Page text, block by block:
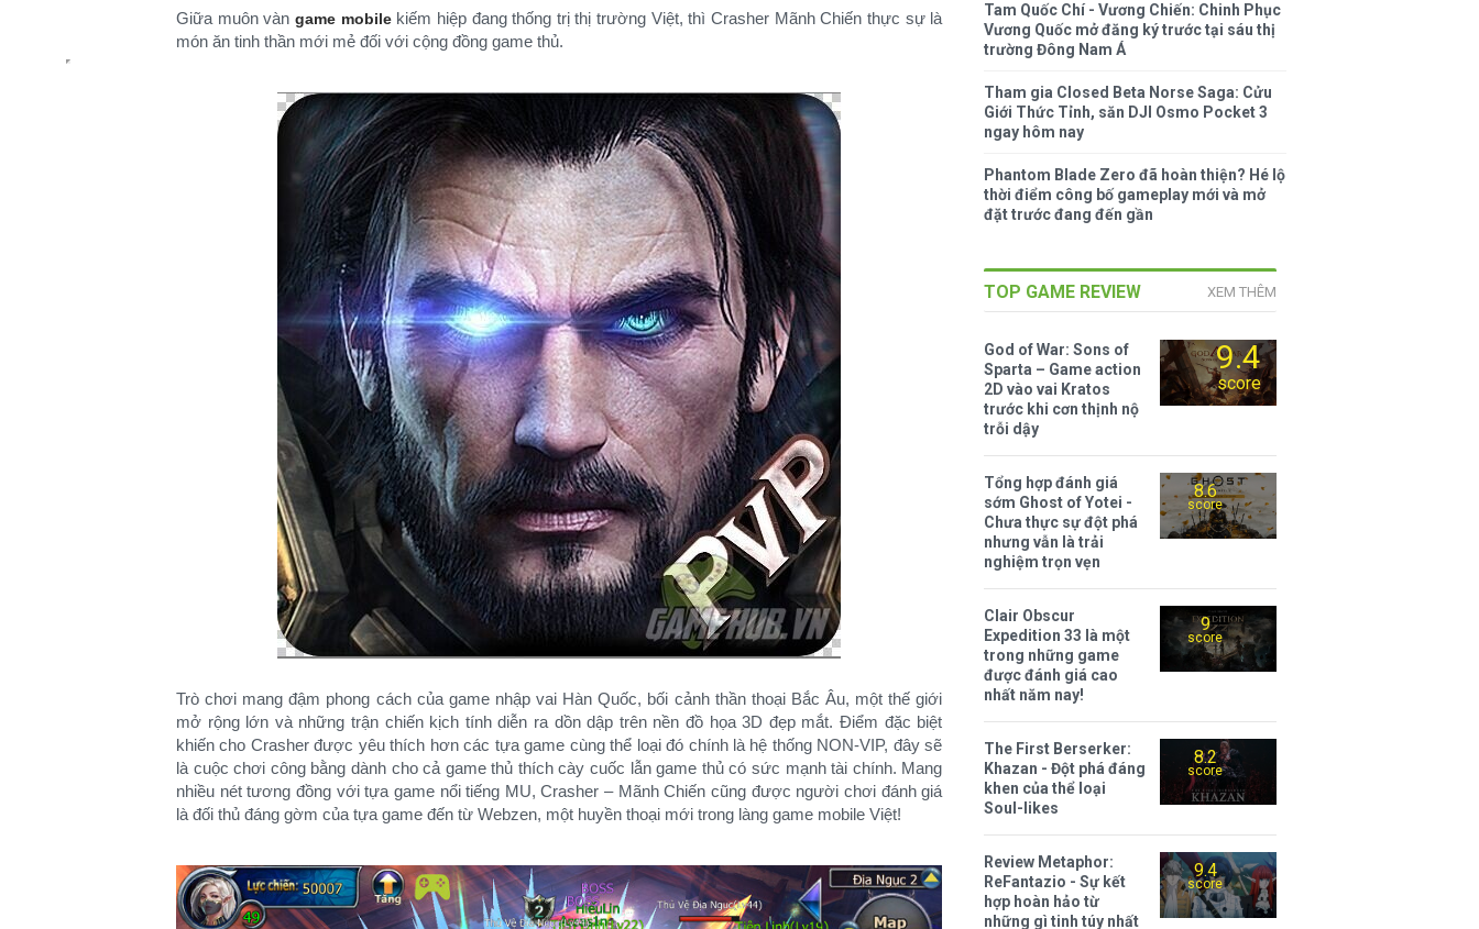
Giữa muôn vàn game mobilekiếm hiệp đang thống trị thị trường Việt, thì Crasher Mãnh Chiến thực sự là
món ăn tinh thần mới mẻ đối với cộng đồng game thủ.
Trò chơi mang đậm phong cách của game nhập vai Hàn Quốc, bối cảnh thần thoại Bắc Âu, một thế giới
mở rộng lớn và những trận chiến kịch tính diễn ra dồn dập trên nền đồ họa 3D đẹp mắt. Điểm đặc biệt
khiến cho Crasher được yêu thích hơn các tựa game cùng thể loại đó chính là hệ thống NON-VIP, đây sẽ
là cuộc chơi công bằng dành cho cả game thủ thích cày cuốc lẫn game thủ có sức mạnh tài chính. Mang
nhiều nét tương đồng với tựa game nổi tiếng MU, Crasher – Mãnh Chiến cũng được người chơi đánh giá
là đối thủ đáng gờm của tựa game đến từ Webzen, một huyền thoại mới trong làng game mobile Việt!
Tam Quốc Chí - Vương Chiến: Chinh Phục
Vương Quốc mở đăng ký trước tại sáu thị
trường Đông Nam Á
Tham gia Closed Beta Norse Saga: Cửu
Giới Thức Tỉnh, săn DJI Osmo Pocket 3
ngay hôm nay
Phantom Blade Zero đã hoàn thiện? Hé lộ
thời điểm công bố gameplay mới và mở
đặt trước đang đến gần
TOP GAME REVIEW XEM THÊM
9.4
score
God of War: Sons of
Sparta – Game action
2D vào vai Kratos
trước khi cơn thịnh nộ
trỗi dậy
8.6
score
Tổng hợp đánh giá
sớm Ghost of Yotei -
Chưa thực sự đột phá
nhưng vẫn là trải
nghiệm trọn vẹn
9
score
Clair Obscur
Expedition 33 là một
trong những game
được đánh giá cao
nhất năm nay!
8.2
score
The First Berserker:
Khazan - Đột phá đáng
khen của thể loại
Soul-likes
9.4
score
Review Metaphor:
ReFantazio - Sự kết
hợp hoàn hảo từ
những gì tinh túy nhất